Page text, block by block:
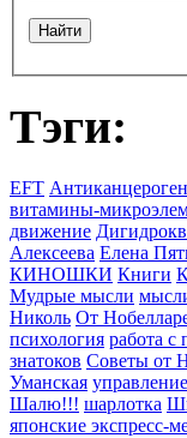
Тэги:
EFT
витамины-
движение
Алексеева Елена
КИНОШКИ Книги
Мудрые мысли
Николь От
психология работа с
знатоков Советы от
Уманская
Шалю!!! шарлотка
японские экспресс-